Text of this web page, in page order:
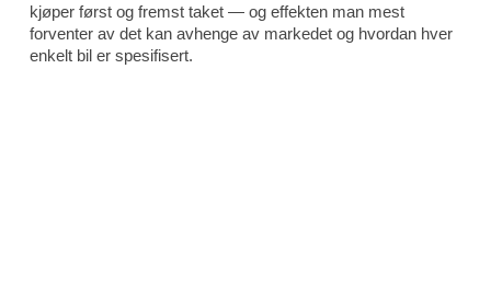
kjøper først og fremst taket — og effekten man mest
forventer av det kan avhenge av markedet og hvordan hver
enkelt bil er spesifisert.